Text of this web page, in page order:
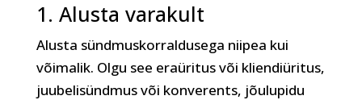
1. Alusta varakult
Alusta sündmuskorraldusega niipea kui
võimalik. Olgu see eraüritus või kliendiüritus,
juubelisündmus või konverents, jõulupidu